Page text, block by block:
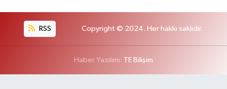
RSS Copyright © 2024. Her hakkı saklıdır.
Haber Yazılımı: TE Bilişim